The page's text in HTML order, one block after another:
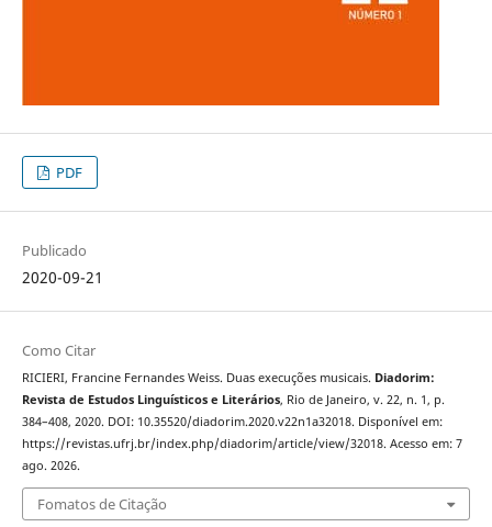
PDF
Publicado
2020-09-21
Como Citar
RICIERI, Francine Fernandes Weiss. Duas execuções musicais. Diadorim:
Revista de Estudos Linguísticos e Literários, Rio de Janeiro, v. 22, n. 1, p.
384–408, 2020. DOI: 10.35520/diadorim.2020.v22n1a32018. Disponível em:
https://revistas.ufrj.br/index.php/diadorim/article/view/32018. Acesso em: 7
ago. 2026.
Fomatos de Citação